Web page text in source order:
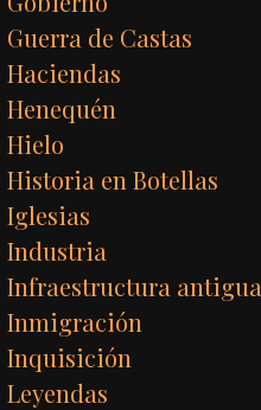
Guerra de Castas
Haciendas
Henequén
Hielo
Historia en Botellas
Iglesias
Industria
Infraestructura antigua
Inmigración
Inquisición
Leyendas